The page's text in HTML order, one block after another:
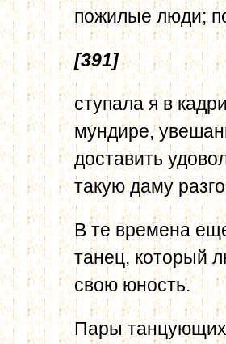
пожилые люди;
[391]
ступала я в
мундире,
доставить
такую даму
В те времена
танец, который
свою юность.
Пары танцующих